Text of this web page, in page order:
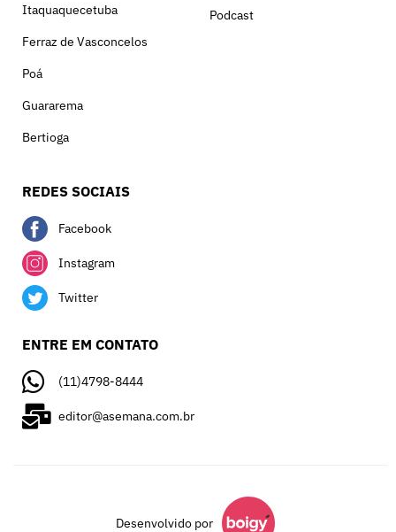
Itaquaquecetuba
Ferraz de Vasconcelos
Poá
Guararema
Bertioga
Podcast
REDES SOCIAIS
Facebook
Instagram
Twitter
ENTRE EM CONTATO
(11)4798-8444
editor@asemana.com.br
Desenvolvido por